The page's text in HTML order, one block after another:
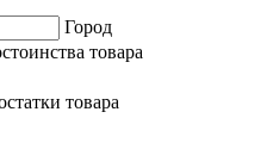
Город
товара
товара